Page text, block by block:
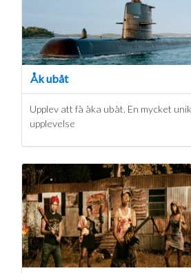
Åk ubåt
Upplev att få åka ubåt. En mycket unik
upplevelse